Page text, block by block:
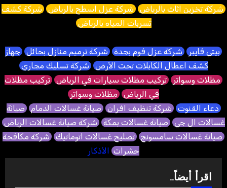
شركة تخزين اثاث بالرياض شركة عزل اسطح بالرياض شركة كشف
تسربات المياه بالرياض
بيتي فايبر شركة عزل فوم بجدة شركة ترميم منازل بحائل جهاز
كشف اعطال الكابلات تحت الأرض شركة تسليك مجاري
مظلات وسواتر تركيب مظلات سيارات في الرياض تركيب مظلات
في الرياض مظلات وسواتر
دعاء القنوت شركة تنظيف افران صيانة غسالات الدمام صيانة
غسالات ال جي صيانة غسالات بمكة شركة صيانة غسالات الرياض
صيانة غسالات سامسونج تصليح غسالات اتوماتيك شركة مكافحة
حشرات الأذكار
اقرأ أيضاً..